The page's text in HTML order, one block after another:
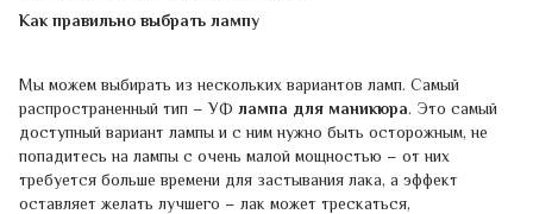
Как правильно выбрать лампу
Мы можем выбирать из нескольких вариантов ламп. Самый
распространенный тип – УФ лампа для маникюра. Это самый
доступный вариант лампы и с ним нужно быть осторожным, не
попадитесь на лампы с очень малой мощностью – от них
требуется больше времени для застывания лака, а эффект
оставляет желать лучшего – лак может трескаться,